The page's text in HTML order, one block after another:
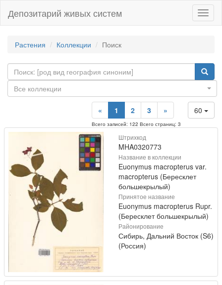
Депозитарий живых систем
Растения Коллекции Поиск
Все коллекции
60
« 1 2 3 »
Всего записей: 122 Всего страниц: 3
Штрихкод
MHA0320773
Название в коллекции
Euonymus macropterus var.
macropterus (Бересклет
большекрылый)
Принятое название
Euonymus macropterus Rupr.
(Бересклет большекрылый)
Районирование
Сибирь, Дальний Восток (S6)
(Россия)